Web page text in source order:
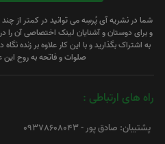
شما در نشریه آی پُرسِه می توانید در کمتر از
و برای دوستان و آشنایان لینک اختصاصی آن
به اشتراک بگذارید و با این کار علاوه بر زنده
صلوات و فاتحه به روح
راه های ارتباطی :
پشتیبان: صادق پور - 09378608043